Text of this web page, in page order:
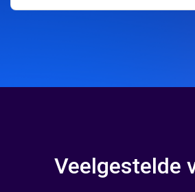
Veelgestelde